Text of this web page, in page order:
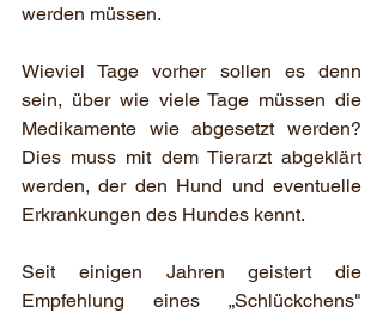
werden müssen.
Wieviel Tage vorher sollen es denn
sein, über wie viele Tage müssen die
Medikamente wie abgesetzt werden?
Dies muss mit dem Tierarzt abgeklärt
werden, der den Hund und eventuelle
Erkrankungen des Hundes kennt.
Seit einigen Jahren geistert die
Empfehlung eines „Schlückchens"